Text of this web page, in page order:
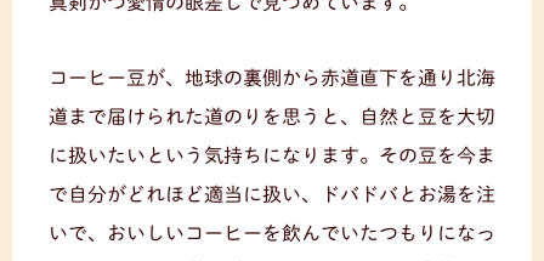
コーヒー豆が、地球の裏側から赤道直下を通り北海
道まで届けられた道のりを思うと、自然と豆を大切
に扱いたいという気持ちになります。その豆を今ま
で自分がどれほど適当に扱い、ドバドバとお湯を注
いで、おいしいコーヒーを飲んでいたつもりになっ